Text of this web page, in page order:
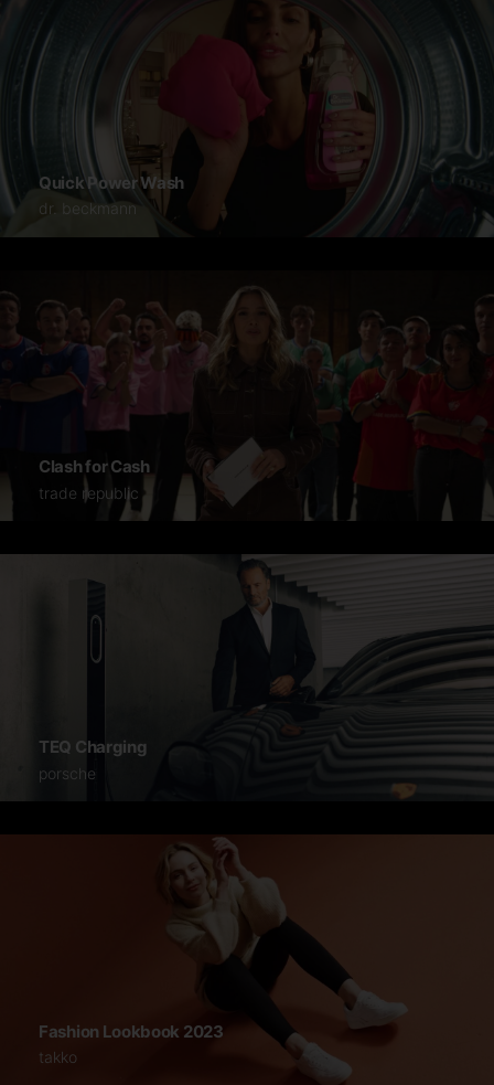
Quick Power Wash
dr. beckmann
Clash for Cash
trade republic
TEQ Charging
porsche
Fashion Lookbook 2023
takko